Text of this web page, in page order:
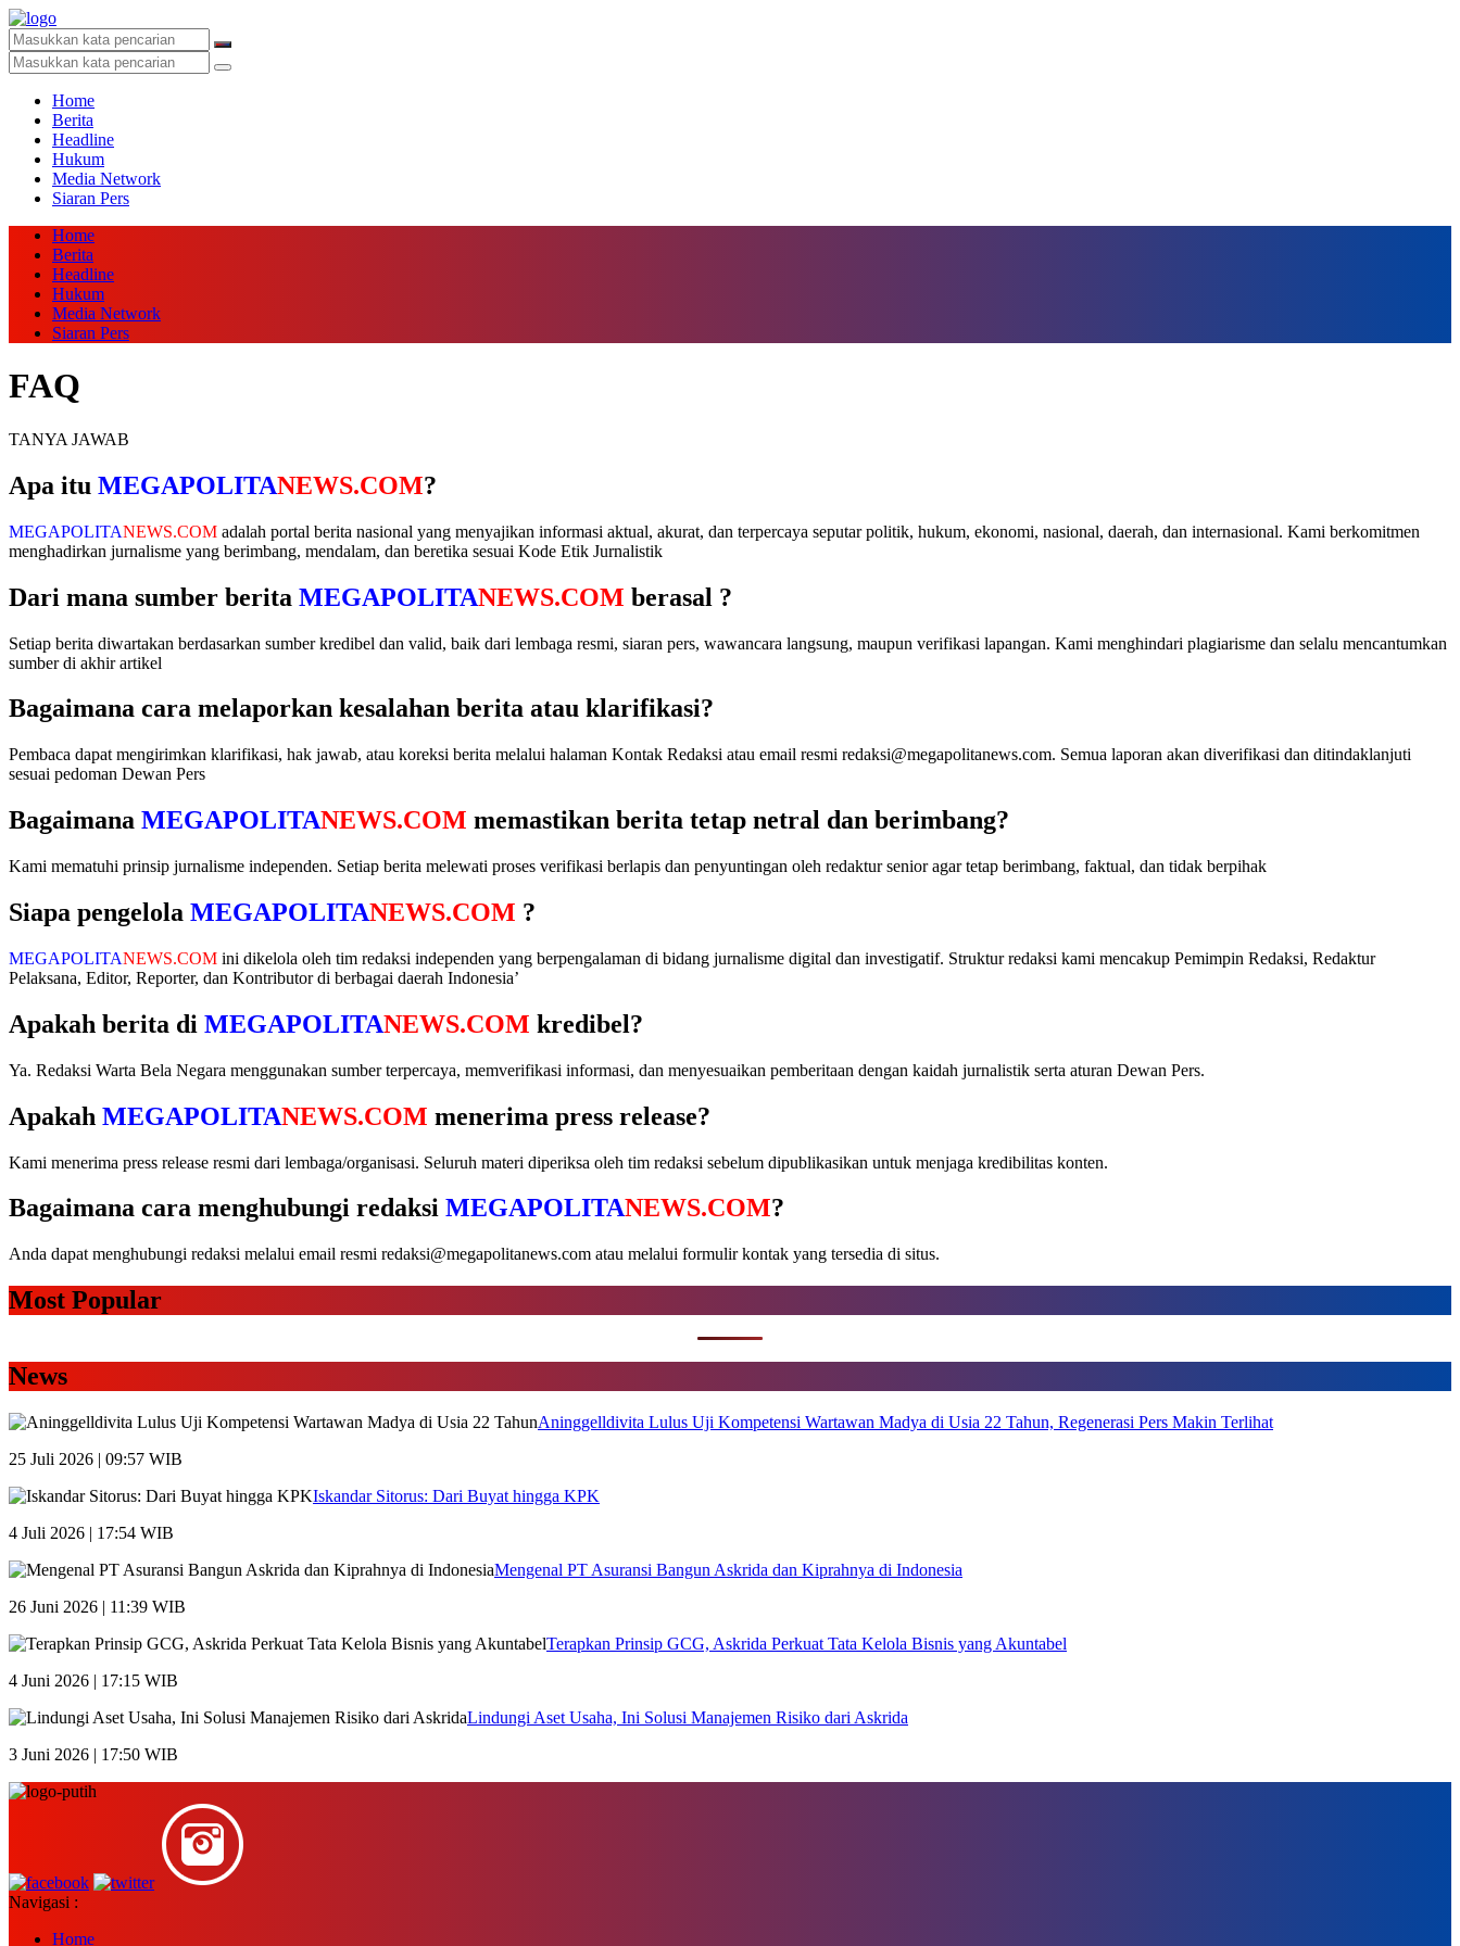
Home
Berita
Headline
Hukum
Media Network
Siaran Pers
Home
Berita
Headline
Hukum
Media Network
Siaran Pers
FAQ
TANYA JAWAB
Apa itu MEGAPOLITANEWS.COM?
MEGAPOLITANEWS.COM adalah portal berita nasional yang menyajikan informasi aktual, akurat, dan terpercaya seputar politik, hukum, ekonomi, nasional, daerah, dan internasional. Kami berkomitmen
menghadirkan jurnalisme yang berimbang, mendalam, dan beretika sesuai Kode Etik Jurnalistik
Dari mana sumber berita MEGAPOLITANEWS.COM berasal ?
Setiap berita diwartakan berdasarkan sumber kredibel dan valid, baik dari lembaga resmi, siaran pers, wawancara langsung, maupun verifikasi lapangan. Kami menghindari plagiarisme dan selalu mencantumkan
sumber di akhir artikel
Bagaimana cara melaporkan kesalahan berita atau klarifikasi?
Pembaca dapat mengirimkan klarifikasi, hak jawab, atau koreksi berita melalui halaman Kontak Redaksi atau email resmi redaksi@megapolitanews.com. Semua laporan akan diverifikasi dan ditindaklanjuti
sesuai pedoman Dewan Pers
Bagaimana MEGAPOLITANEWS.COM memastikan berita tetap netral dan berimbang?
Kami mematuhi prinsip jurnalisme independen. Setiap berita melewati proses verifikasi berlapis dan penyuntingan oleh redaktur senior agar tetap berimbang, faktual, dan tidak berpihak
Siapa pengelola MEGAPOLITANEWS.COM ?
MEGAPOLITANEWS.COM ini dikelola oleh tim redaksi independen yang berpengalaman di bidang jurnalisme digital dan investigatif. Struktur redaksi kami mencakup Pemimpin Redaksi, Redaktur
Pelaksana, Editor, Reporter, dan Kontributor di berbagai daerah Indonesia’
Apakah berita di MEGAPOLITANEWS.COM kredibel?
Ya. Redaksi Warta Bela Negara menggunakan sumber terpercaya, memverifikasi informasi, dan menyesuaikan pemberitaan dengan kaidah jurnalistik serta aturan Dewan Pers.
Apakah MEGAPOLITANEWS.COM menerima press release?
Kami menerima press release resmi dari lembaga/organisasi. Seluruh materi diperiksa oleh tim redaksi sebelum dipublikasikan untuk menjaga kredibilitas konten.
Bagaimana cara menghubungi redaksi MEGAPOLITANEWS.COM?
Anda dapat menghubungi redaksi melalui email resmi redaksi@megapolitanews.com atau melalui formulir kontak yang tersedia di situs.
Most Popular
News
Aninggelldivita Lulus Uji Kompetensi Wartawan Madya di Usia 22 Tahun, Regenerasi Pers Makin Terlihat
25 Juli 2026 | 09:57 WIB
Iskandar Sitorus: Dari Buyat hingga KPK
4 Juli 2026 | 17:54 WIB
Mengenal PT Asuransi Bangun Askrida dan Kiprahnya di Indonesia
26 Juni 2026 | 11:39 WIB
Terapkan Prinsip GCG, Askrida Perkuat Tata Kelola Bisnis yang Akuntabel
4 Juni 2026 | 17:15 WIB
Lindungi Aset Usaha, Ini Solusi Manajemen Risiko dari Askrida
3 Juni 2026 | 17:50 WIB
Navigasi :
Home